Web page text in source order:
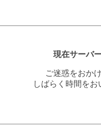
現在サーバ
ご迷惑をおか
しばらく時間を